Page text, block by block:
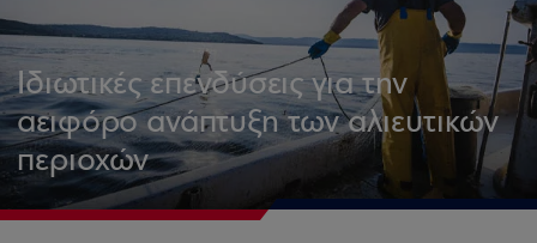
Ιδιωτικές επενδύσεις για την
αειφόρο ανάπτυξη των αλιευτικών
περιοχών